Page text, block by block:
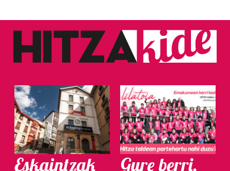
Eskaintzak Gure berri.